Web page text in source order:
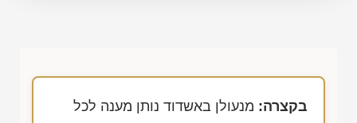
בקצרה: מנעולן באשדוד נותן מענה לכל